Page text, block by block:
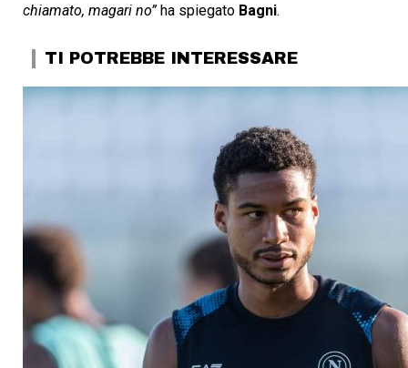
chiamato, magari no”ha spiegato Bagni.
TI POTREBBE INTERESSARE